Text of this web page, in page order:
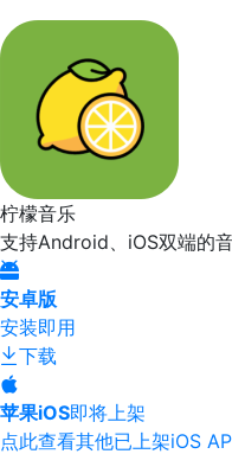
柠檬音乐
支持Android、iOS双端的
安卓版
安装即用
下载
苹果iOS即将上架
点此查看其他已上架iOS